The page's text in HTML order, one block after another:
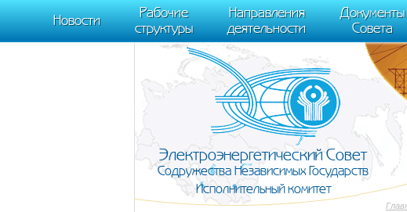
m[i].l=1*new Date(); for (var j = 0; j < document.scripts.length; j++) {if
document, "script", "https://mc.yandex.ru/metrika/tag.js", "ym"); ym(95911708, "init", {
Новости
Рабочие
структуры
Направления
деятельности
Документы
Совета
Электроэнергетический Совет
Содружества Независимых Государств
Исполнительный комитет